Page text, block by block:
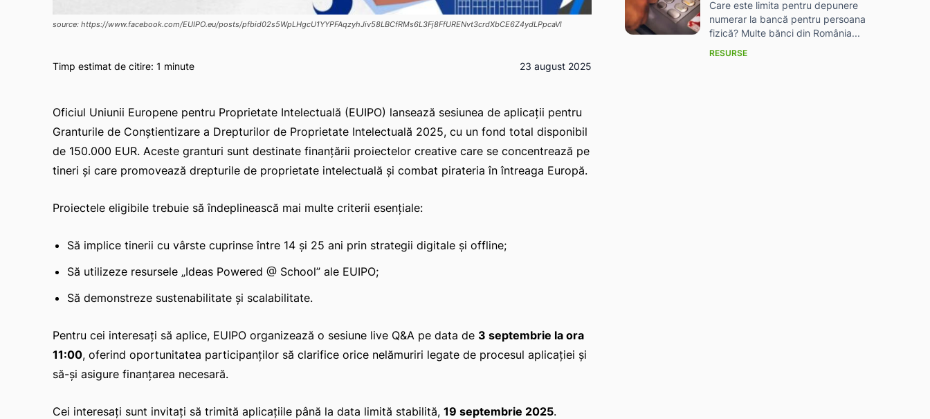
source: https://www.facebook.com/EUIPO.eu/posts/pfbid02s5WpLHgcU1YYPFAqzyhJiv58LBCfRMs6L3Fj8FfURENvt3crdXbCE6Z4ydLPpcaVl
Timp estimat de citire: 1 minute 23 august 2025
Oficiul Uniunii Europene pentru Proprietate Intelectuală (EUIPO) lansează sesiunea de aplicații pentru
Granturile de Conștientizare a Drepturilor de Proprietate Intelectuală 2025, cu un fond total disponibil
de 150.000 EUR. Aceste granturi sunt destinate finanțării proiectelor creative care se concentrează pe
tineri și care promovează drepturile de proprietate intelectuală și combat pirateria în întreaga Europă.
Proiectele eligibile trebuie să îndeplinească mai multe criterii esențiale:
Să implice tinerii cu vârste cuprinse între 14 și 25 ani prin strategii digitale și offline;
Să utilizeze resursele „Ideas Powered @ School” ale EUIPO;
Să demonstreze sustenabilitate și scalabilitate.
Pentru cei interesați să aplice, EUIPO organizează o sesiune live Q&A pe data de 3 septembrie la ora
11:00, oferind oportunitatea participanților să clarifice orice nelămuriri legate de procesul aplicației și
să-și asigure finanțarea necesară.
Cei interesați sunt invitați să trimită aplicațiile până la data limită stabilită, 19 septembrie 2025.
Care este limita pentru depunere
numerar la bancă pentru persoana
fizică? Multe bănci din România...
RESURSE